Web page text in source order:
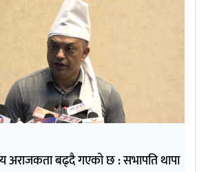
अराजकता बढ्दै गएको छ : सभापति थापा